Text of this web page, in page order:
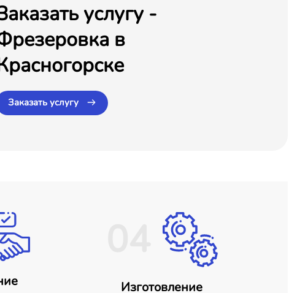
услугу -
в
Заказать услугу
Изготовление